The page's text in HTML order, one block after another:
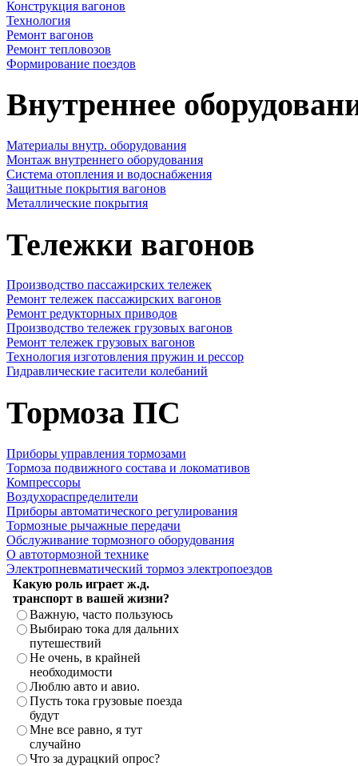
Конструкция вагонов
Технология
Ремонт вагонов
Ремонт тепловозов
Формирование поездов
Внутреннее
Материалы внутр. оборудования
Монтаж внутреннего оборудования
Cистема отопления и водоснабжения
Защитные покрытия вагонов
Металлические покрытия
Тележки вагонов
Производство пассажирских тележек
Ремонт тележек пассажирских вагонов
Ремонт редукторных приводов
Производство тележек грузовых вагонов
Ремонт тележек грузовых вагонов
Технология изготовления пружин и рессор
Гидравлические гасители колебаний
Тормоза ПС
Приборы управления тормозами
Тормоза подвижного состава и локомативов
Компрессоры
Воздухораспределители
Приборы автоматического регулирования
Тормозные рычажные передачи
Обслуживание тормозного оборудования
О автотормозной технике
Электропневматический тормоз электропоездов
Какую роль играет ж.д.
транспорт в вашей жизни?
Важную, часто пользуюсь
Выбираю тока для дальних
путешествий
Не очень, в крайней
необходимости
Люблю авто и авио.
Пусть тока грузовые поезда
будут
Мне все равно, я тут
случайно
Что за дурацкий опрос?